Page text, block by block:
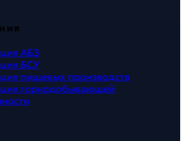
АБЗ
БСУ
пищевых производств
горнодобывающей